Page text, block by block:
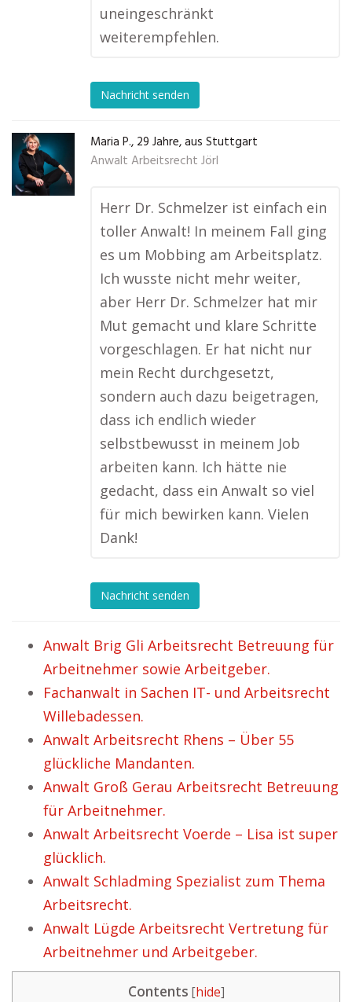
uneingeschränkt
weiterempfehlen.
Nachricht senden
Maria P., 29 Jahre, aus Stuttgart
Anwalt Arbeitsrecht Jörl
Herr Dr. Schmelzer ist einfach ein
toller Anwalt! In meinem Fall ging
es um Mobbing am Arbeitsplatz.
Ich wusste nicht mehr weiter,
aber Herr Dr. Schmelzer hat mir
Mut gemacht und klare Schritte
vorgeschlagen. Er hat nicht nur
mein Recht durchgesetzt,
sondern auch dazu beigetragen,
dass ich endlich wieder
selbstbewusst in meinem Job
arbeiten kann. Ich hätte nie
gedacht, dass ein Anwalt so viel
für mich bewirken kann. Vielen
Dank!
Nachricht senden
Anwalt Brig Gli Arbeitsrecht Betreuung für
Arbeitnehmer sowie Arbeitgeber.
Fachanwalt in Sachen IT- und Arbeitsrecht
Willebadessen.
Anwalt Arbeitsrecht Rhens – Über 55
glückliche Mandanten.
Anwalt Groß Gerau Arbeitsrecht Betreuung
für Arbeitnehmer.
Anwalt Arbeitsrecht Voerde – Lisa ist super
glücklich.
Anwalt Schladming Spezialist zum Thema
Arbeitsrecht.
Anwalt Lügde Arbeitsrecht Vertretung für
Arbeitnehmer und Arbeitgeber.
Contents [hide]